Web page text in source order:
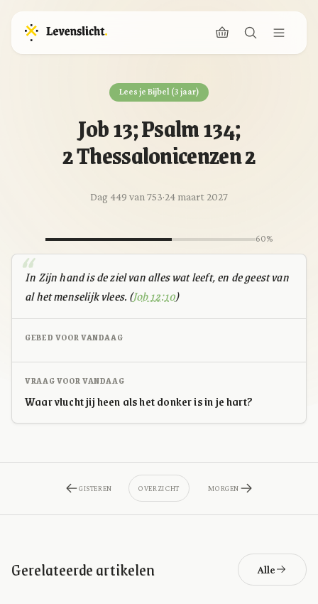
Lees je Bijbel (3 jaar)
Job 13; Psalm 134;
2 Thessalonicenzen 2
Dag 449 van 753·24 maart 2027
60%
In Zijn hand is de ziel van alles wat leeft, en de geest van
al het menselijk vlees. (Job 12:10)
GEBED VOOR VANDAAG
VRAAG VOOR VANDAAG
Waar vlucht jij heen als het donker is in je hart?
GISTEREN OVERZICHT MORGEN
Gerelateerde artikelen Alle